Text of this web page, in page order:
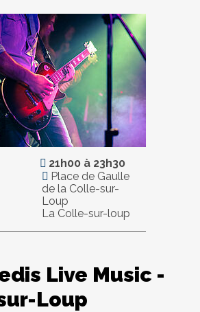
21h00 à 23h30
Place de Gaulle
de la Colle-sur-
Loup
La Colle-sur-loup
Live Music -
Loup